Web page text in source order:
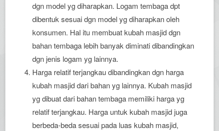
dgn model yg diharapkan. Logam tembaga dpt
dibentuk sesuai dgn model yg diharapkan oleh
konsumen. Hal itu membuat kubah masjid dgn
bahan tembaga lebih banyak diminati dibandingkan
dgn jenis logam yg lainnya.
Harga relatif terjangkau dibandingkan dgn harga
kubah masjid dari bahan yg lainnya. Kubah masjid
yg dibuat dari bahan tembaga memiliki harga yg
relatif terjangkau. Harga untuk kubah masjid juga
berbeda-beda sesuai pada luas kubah masjid,